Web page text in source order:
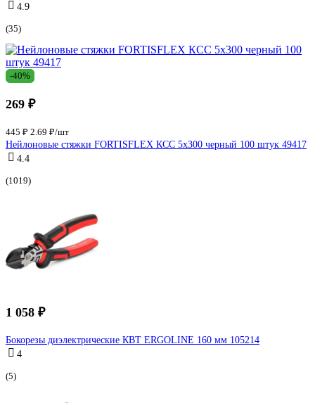
4.9
(35)
-40%
269 ₽
445 ₽ 2.69 ₽/шт
Нейлоновые стяжки FORTISFLEX КСС 5х300 черный 100 штук 49417
4.4
(1019)
1 058 ₽
Бокорезы диэлектрические КВТ ERGOLINE 160 мм 105214
4
(5)